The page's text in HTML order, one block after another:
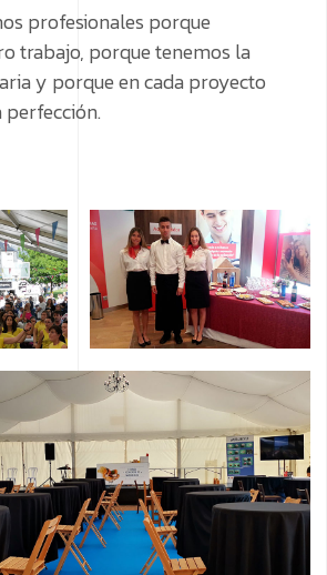
profesionales porque
trabajo, porque tenemos la
y porque en cada proyecto
perfección.